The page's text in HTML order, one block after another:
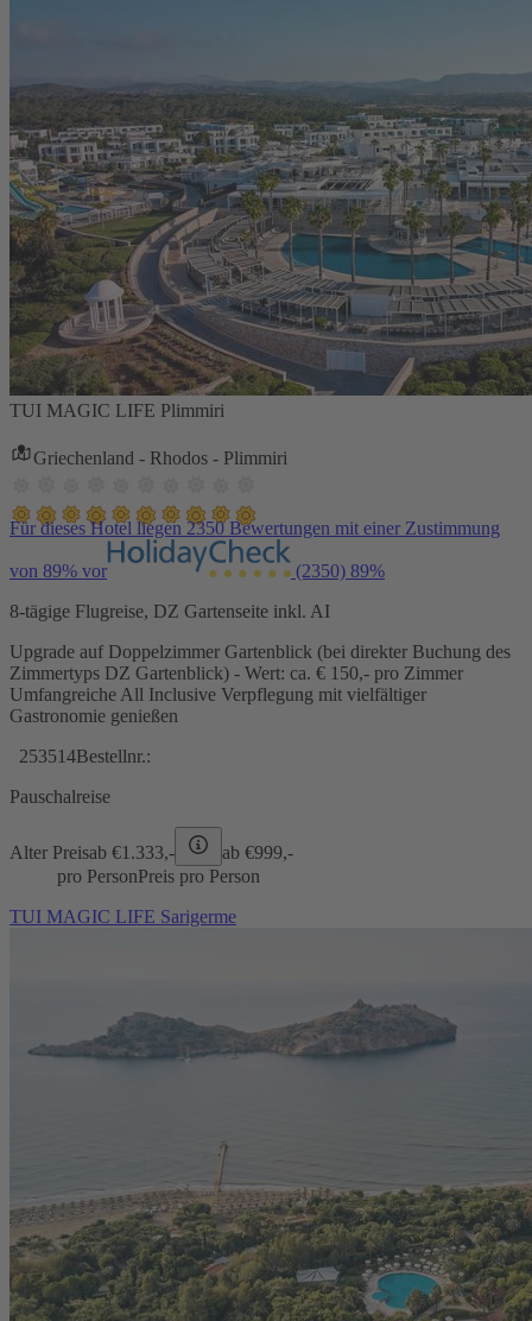
TUI MAGIC LIFE Plimmiri
Griechenland - Rhodos - Plimmiri
Für dieses Hotel liegen 2350 Bewertungen mit einer Zustimmung
von 89% vor (2350) 89%
8-tägige Flugreise, DZ Gartenseite inkl. AI
Upgrade auf Doppelzimmer Gartenblick (bei direkter Buchung des
Zimmertyps DZ Gartenblick) - Wert: ca. € 150,- pro Zimmer
Umfangreiche All Inclusive Verpflegung mit vielfältiger
Gastronomie genießen
253514Bestellnr.:
Pauschalreise
Alter Preisab €1.333,- ab €999,-
pro PersonPreis pro Person
TUI MAGIC LIFE Sarigerme